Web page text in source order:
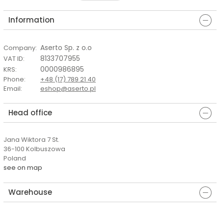
Information
Company: Aserto Sp. z o.o
VAT ID: 8133707955
KRS: 0000986895
Phone:
+48 (17) 789 21 40
Email: eshop@aserto.pl
Head office
Jana Wiktora 7 St.
36-100 Kolbuszowa
Poland
see on map
Warehouse